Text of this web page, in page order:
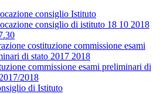
consiglio Istituto
consiglio di istituto 18 10 2018
costituzione commissione esami
di stato 2017 2018
commissione esami preliminari di
2018
di Istituto